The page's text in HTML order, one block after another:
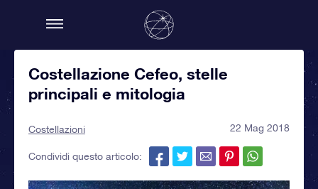
Costellazione Cefeo, stelle
principali e mitologia
Costellazioni 22 Mag 2018
Condividi questo articolo: